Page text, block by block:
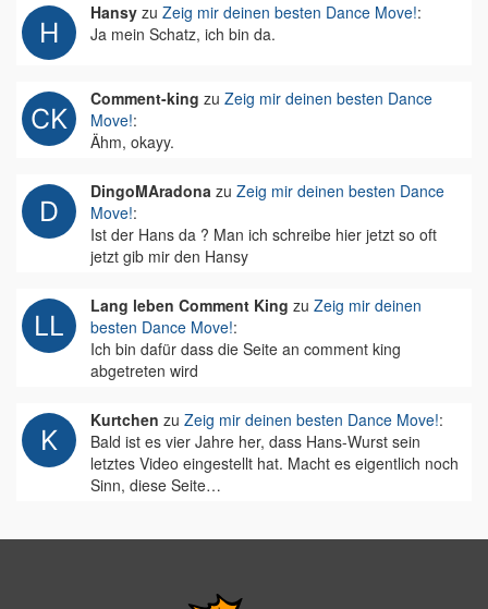
Hansy zu Zeig mir deinen besten Dance Move!:
Ja mein Schatz, ich bin da.
Comment-king zu Zeig mir deinen besten Dance
Move!:
Ähm, okayy.
DingoMAradona zu Zeig mir deinen besten Dance
Move!:
Ist der Hans da ? Man ich schreibe hier jetzt so oft
jetzt gib mir den Hansy
Lang leben Comment King zu Zeig mir deinen
besten Dance Move!:
Ich bin dafür dass die Seite an comment king
abgetreten wird
Kurtchen zu Zeig mir deinen besten Dance Move!:
Bald ist es vier Jahre her, dass Hans-Wurst sein
letztes Video eingestellt hat. Macht es eigentlich noch
Sinn, diese Seite…